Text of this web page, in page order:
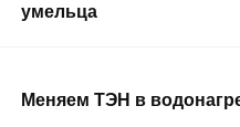
умельца
Меняем ТЭН в